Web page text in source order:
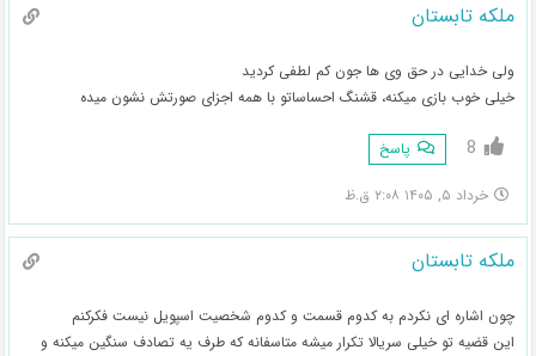
ملکه تابستان
ولی خدایی در حق وی ها جون کم لطفی کردید
خیلی خوب بازی میکنه، قشنگ احساساتو با همه اجزای صورتش نشون میده
8 پاسخ
خرداد ۵, ۱۴۰۵ ۲:۰۸ ق.ظ
ملکه تابستان
چون اشاره ای نکردم به کدوم قسمت و کدوم شخصیت اسپویل نیست فکرکنم
این قضیه تو خیلی سریالا تکرار میشه متاسفانه که طرف یه تصادف سنگین میکنه و